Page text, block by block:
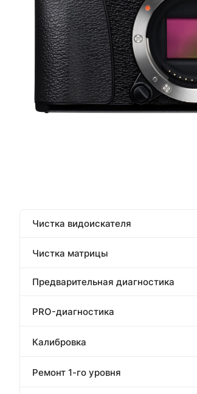
Чистка видоискателя
Чистка матрицы
Предварительная диагностика
PRO-диагностика
Калибровка
Ремонт 1-го уровня